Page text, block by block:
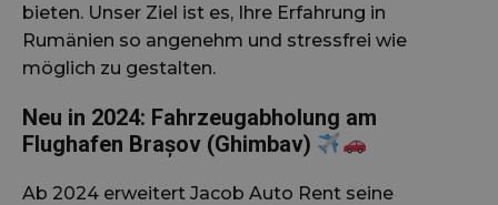
bieten. Unser Ziel ist es, Ihre Erfahrung in
Rumänien so angenehm und stressfrei wie
möglich zu gestalten.
Neu in 2024: Fahrzeugabholung am
Flughafen Brașov (Ghimbav)
Ab 2024 erweitert Jacob Auto Rent seine